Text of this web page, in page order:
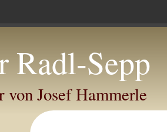
Radl-Sepp
von Josef Hammerle